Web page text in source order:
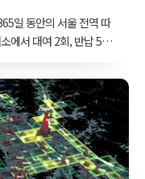
일 동안의 서울 전역 따
에서 대여 2회, 반납 5회
대여 1회, 반납 1회 했
납량을 발생시기케 된
간 동그라미는 순위 대
한 자전거를 반납한 장
반납량을 표시한 것이
), 총 158,194회 물론, 같